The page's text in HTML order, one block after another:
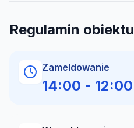
Regulamin obiektu
Zameldowanie
14:00 - 12:00